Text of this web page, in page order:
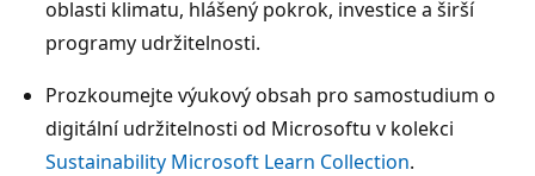
oblasti klimatu, hlášený pokrok, investice a širší
programy udržitelnosti.
Prozkoumejte výukový obsah pro samostudium o
digitální udržitelnosti od Microsoftu v kolekci
Sustainability Microsoft Learn Collection.